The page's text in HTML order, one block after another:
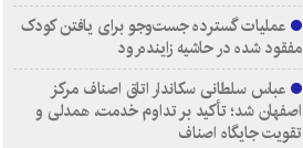
عملیات گسترده جست‌وجو برای یافتن کودک
مفقود شده در حاشیه زاینده‌رود
عباس سلطانی سکاندار اتاق اصناف مرکز
اصفهان شد؛ تأکید بر تداوم خدمت، همدلی و
تقویت جایگاه اصناف